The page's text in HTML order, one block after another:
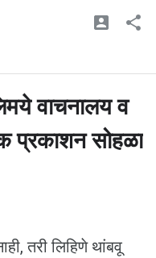
वाचनालय व
प्रकाशन सोहळा
तरी लिहिणे थांबवू